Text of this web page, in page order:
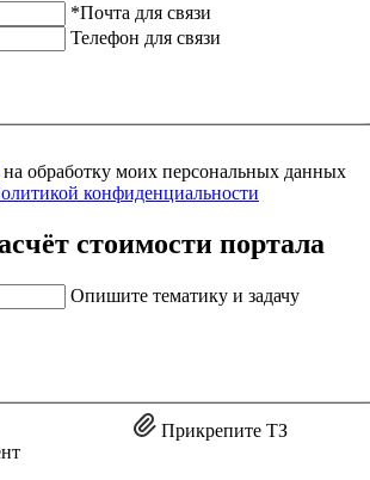
*Почта для связи
Телефон для связи
на обработку моих персональных данных
конфиденциальности
стоимости портала
Опишите тематику и задачу
Прикрепите ТЗ